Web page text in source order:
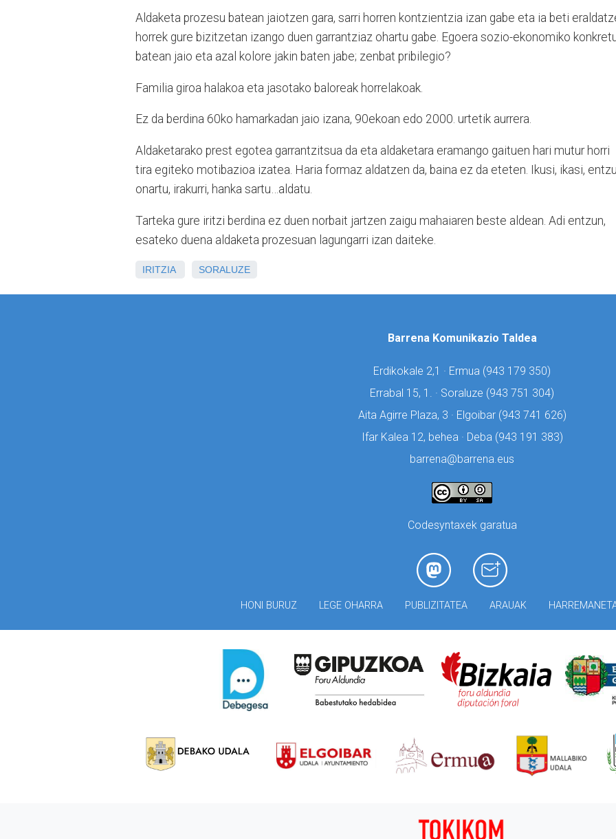
Aldaketa prozesu batean jaiotzen gara, sarri horren kontzientzia izan gabe eta ia beti
horrek gure bizitzetan izango duen garrantziaz ohartu gabe. Egoera sozio-ekonomiko
batean jaio eta azal kolore jakin baten jabe; zenbat pribilegio?
Familia giroa halakoa eta jasotako baloreak horrelakoak.
Ez da berdina 60ko hamarkadan jaio izana, 90ekoan edo 2000. urtetik aurrera.
Aldaketarako prest egotea garrantzitsua da eta aldaketara eramango gaituen hari mutur horri
tira egiteko motibazioa izatea. Haria formaz aldatzen da, baina ez da eteten. Ikusi, ikasi,
onartu, irakurri, hanka sartu…aldatu.
Tarteka gure iritzi berdina ez duen norbait jartzen zaigu mahaiaren beste aldean. Adi entzun,
esateko duena aldaketa prozesuan lagungarri izan daiteke.
IRITZIA SORALUZE
Barrena Komunikazio Taldea
Erdikokale 2,1 · Ermua (943 179 350)
Errabal 15, 1. · Soraluze (943 751 304)
Aita Agirre Plaza, 3 · Elgoibar (943 741 626)
Ifar Kalea 12, behea · Deba (943 191 383)
barrena@barrena.eus
Codesyntaxek garatua
HONI BURUZ LEGE OHARRA PUBLIZITATEA ARAUAK